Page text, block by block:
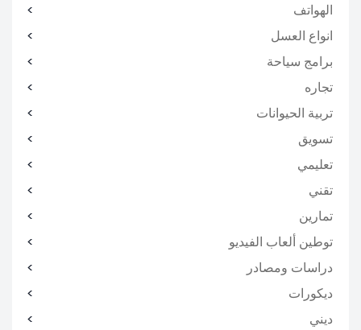
الهواتف
انواع العسل
برامج سياحة
تجاره
تربية الحيوانات
تسويق
تعليمي
تقني
تمارين
توطين ألعاب الفيديو
دراسات ومصادر
ديكورات
ديني